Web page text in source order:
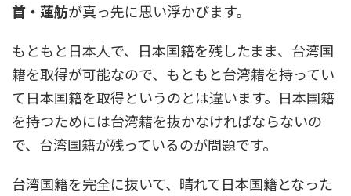
首・蓮舫が真っ先に思い浮かびます。
もともと日本人で、日本国籍を残したまま、台湾国
籍を取得が可能なので、もともと台湾籍を持ってい
て日本国籍を取得というのとは違います。日本国籍
を持つためには台湾籍を抜かなければならないの
で、台湾国籍が残っているのが問題です。
台湾国籍を完全に抜いて、晴れて日本国籍となった